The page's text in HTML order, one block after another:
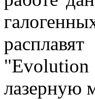
лазерную